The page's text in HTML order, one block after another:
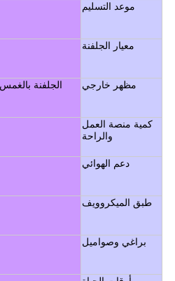
موعد التسليم
معيار الجلفنة
مظهر خارجي
كمية منصة العمل
والراحة
دعم الهوائي
طبق الميكروويف
براغي وصواميل